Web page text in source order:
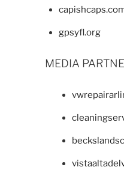
gpsyfl.org
MEDIA